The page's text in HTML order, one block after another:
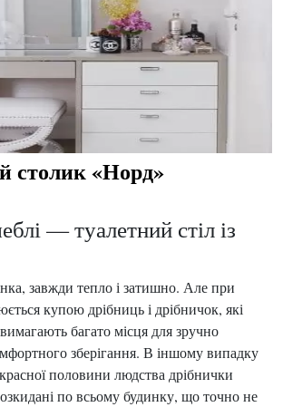
столик «Норд»
— туалетний стіл із
завжди тепло і затишно. Але при
купою дрібниць і дрібничок, які
багато місця для зручно
зберігання. В іншому випадку
половини людства дрібнички
по всьому будинку, що точно не